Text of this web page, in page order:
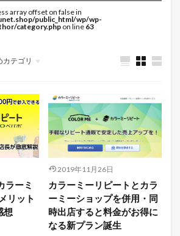
array offset on false in
public_html/wp/wp-
category.php on line 63
カテゴリ
類
ラーミ
リット
想
2019年11月26日
カラーミーリピートとカラ
ーミーショップを併用・同
時出店すると料金がお得に
なる新プラン誕生